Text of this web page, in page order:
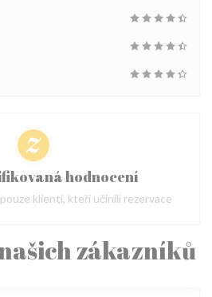
zákazníků
hodnocení
klienti, kteří učinili rezervace